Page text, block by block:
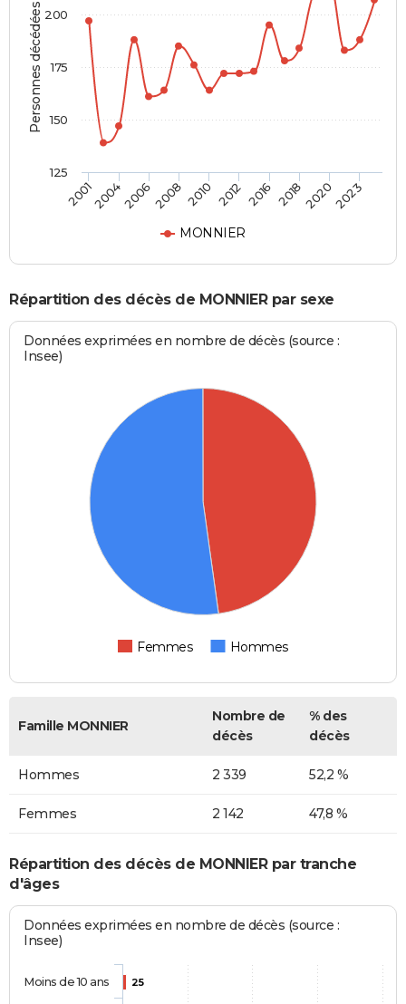
Personnes décédées
MONNIER
2001200420062008 2010 2012 2016 201820202023
125
150
175
200
Répartition des décès de MONNIER par sexe
Données exprimées en nombre de décès (source :
Insee)
Femmes Hommes
Famille MONNIER
Nombre de
décès
% des
décès
Hommes 2 339 52,2 %
Femmes 2 142 47,8 %
Répartition des décès de MONNIER par tranche
d'âges
Données exprimées en nombre de décès (source :
Insee)
25
Moins de 10 ans